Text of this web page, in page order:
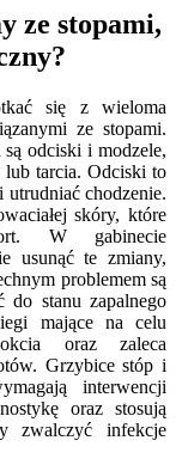
ze stopami,
się z wieloma
ze stopami.
są odciski i modzele,
lub tarcia. Odciski to
utrudniać chodzenie.
skóry, które
W gabinecie
usunąć te zmiany,
problemem są
do stanu zapalnego
mające na celu
oraz zaleca
Grzybice stóp i
interwencji
oraz stosują
zwalczyć infekcje